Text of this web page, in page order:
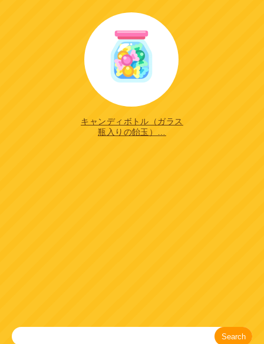
キャンディボトル（ガラス
瓶入りの飴玉）…
Search